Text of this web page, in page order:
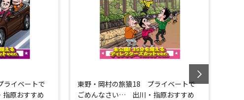
イベートで
原おすすめ
東野・岡村の旅猿18 プライベートで
ごめんなさい… 出川・指原おすすめ